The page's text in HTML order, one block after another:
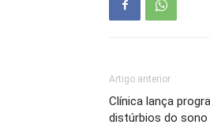
Artigo anterior
Clínica lança
distúrbios do sono